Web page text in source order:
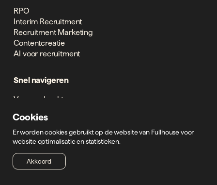
Cookies
Er worden cookies gebruikt op de website van Fullhouse voor
website optimalisatie en statistieken.
Akkoord
RPO
Interim Recruitment
Recruitment Marketing
Contentcreatie
AI voor recruitment
Snel navigeren
Voor opdrachtgevers
Over ons
Succesverhalen
Branches